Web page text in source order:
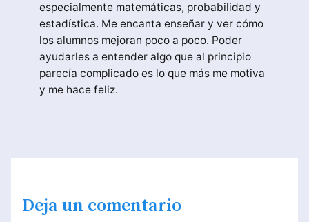
especialmente matemáticas, probabilidad y
estadística. Me encanta enseñar y ver cómo
los alumnos mejoran poco a poco. Poder
ayudarles a entender algo que al principio
parecía complicado es lo que más me motiva
y me hace feliz.
Deja un comentario